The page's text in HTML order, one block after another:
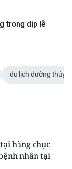
trong dịp lễ
du lịch đường thủy
hàng chục
nhân tại